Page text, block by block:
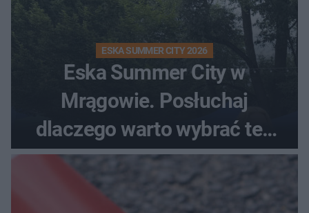
ESKA SUMMER CITY 2026
Eska Summer City w
Mrągowie. Posłuchaj
dlaczego warto wybrać ten
kierunek na urlop!